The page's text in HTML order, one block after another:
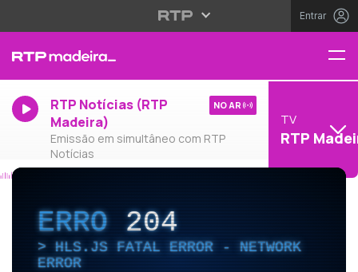
Entrar
RTP Notícias (RTP
Madeira)
Emissão em simultâneo com RTP
Notícias
NO AR
TV
RTP
ERRO204
HLS.JS FATAL ERROR - NETWORK
ERROR